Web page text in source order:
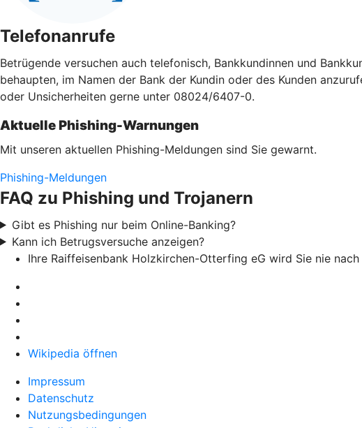
Telefonanrufe
Betrügende versuchen auch telefonisch, Bankkundinnen und
behaupten, im Namen der Bank der Kundin oder des Kunden
oder Unsicherheiten gerne unter 08024/6407-0.
Aktuelle Phishing-Warnungen
Mit unseren aktuellen Phishing-Meldungen sind Sie gewarnt.
Phishing-Meldungen
FAQ zu Phishing und Trojanern
Gibt es Phishing nur beim Online-Banking?
Kann ich Betrugsversuche anzeigen?
Ihre Raiffeisenbank Holzkirchen-Otterfing eG wird Sie nie
Wikipedia öffnen
Impressum
Datenschutz
Nutzungsbedingungen